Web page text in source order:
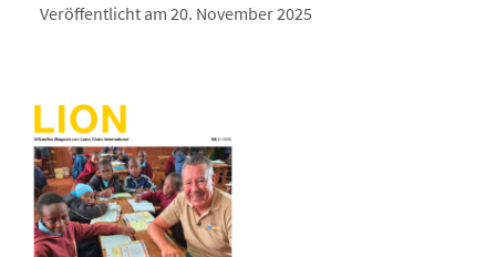
Veröffentlicht am 20. November 2025